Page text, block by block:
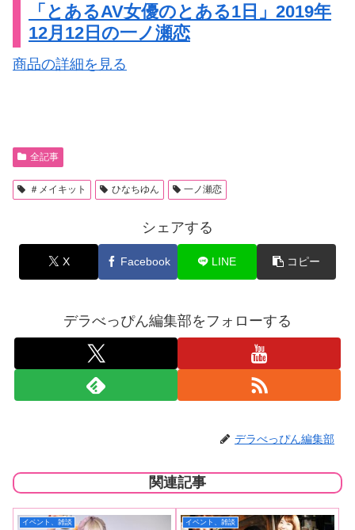
「とあるAV女優のとある1日」2019年
12月12日の一ノ瀬恋
商品の詳細を見る
全記事
＃メイキット ひなちゆん 一ノ瀬恋
シェアする
X Facebook LINE コピー
デラべっぴん編集部をフォローする
デラべっぴん編集部
関連記事
イベント、雑談 イベント、雑談